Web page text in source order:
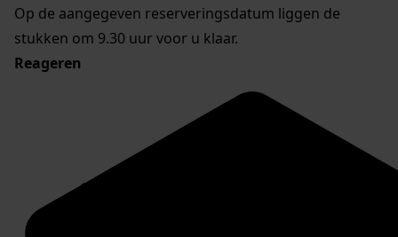
Op de aangegeven reserveringsdatum liggen de
stukken om 9.30 uur voor u klaar.
Reageren